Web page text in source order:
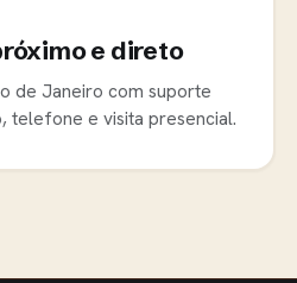
e direto
de Janeiro com suporte
telefone e visita presencial.